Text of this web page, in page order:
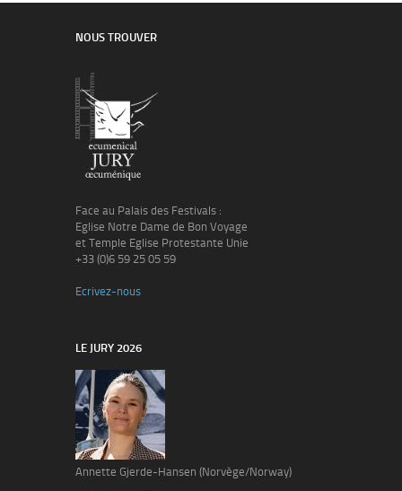
NOUS TROUVER
Face au Palais des Festivals :
Eglise Notre Dame de Bon Voyage
et Temple Eglise Protestante Unie
+33 (0)6 59 25 05 59
Ecrivez-nous
LE JURY 2026
Annette Gjerde-Hansen (Norvège/Norway)